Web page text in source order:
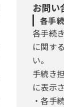
お問い
各手
各手続
に関す
い。
手続き
に表示
・各手